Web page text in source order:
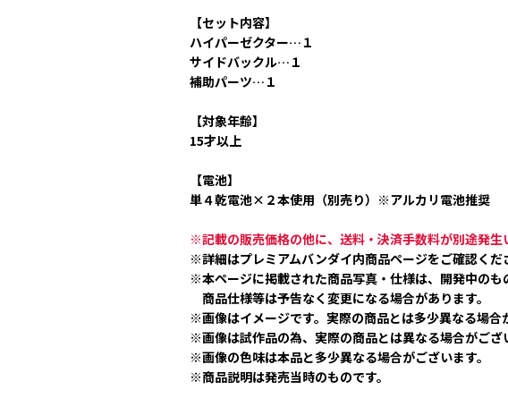
【セット内容】
ハイパーゼクター…１
サイドバックル…１
補助パーツ…１
【対象年齢】
15才以上
【電池】
単４乾電池×２本使用（別売り）※アルカリ電池推奨
※記載の販売価格の他に、送料・決済手数料が別途発生
※詳細はプレミアムバンダイ内商品ページをご確認くだ
※本ページに掲載された商品写真・仕様は、開発中のも
商品仕様等は予告なく変更になる場合があります。
※画像はイメージです。実際の商品とは多少異なる場合
※画像は試作品の為、実際の商品とは異なる場合がござ
※画像の色味は本品と多少異なる場合がございます。
※商品説明は発売当時のものです。